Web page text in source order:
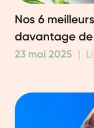
Nos 6
davantage
23 mai 2025 |